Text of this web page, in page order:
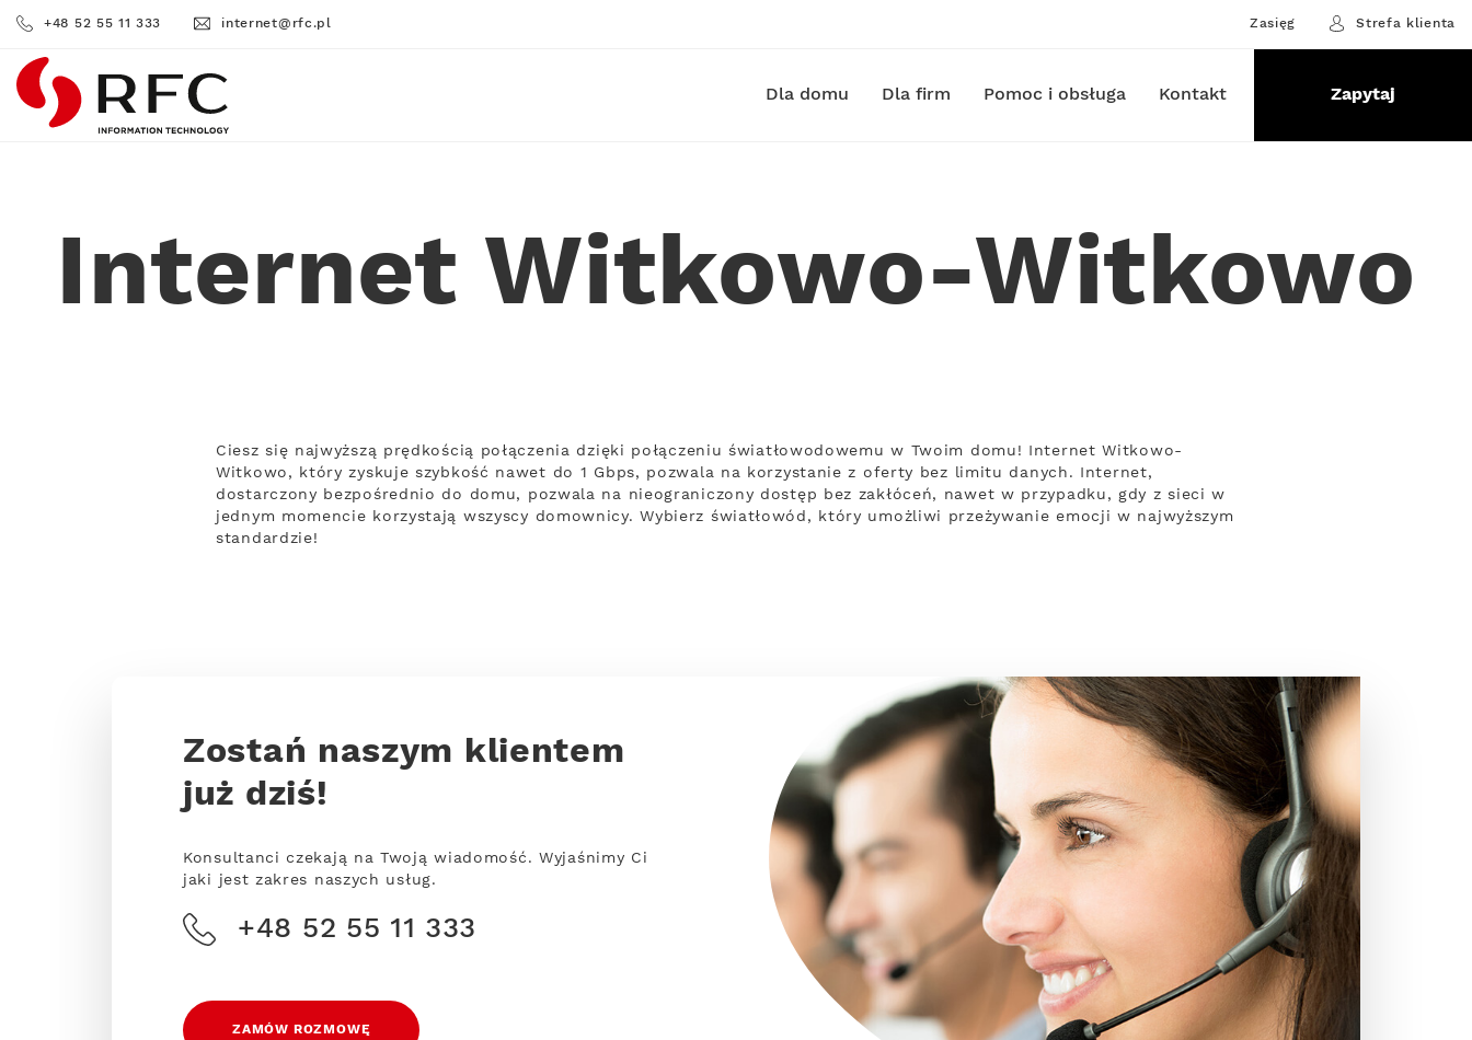
+48 52 55 11 333 internet@rfc.pl Zasięg Strefa klienta
RFC Dla domu Dla firm Pomoc i obsługa Kontakt Zapytaj
Internet Witkowo-Witkowo
Ciesz się najwyższą prędkością połączenia dzięki połączeniu światłowodowemu w Twoim domu! Internet Witkowo-
Witkowo, który zyskuje szybkość nawet do 1 Gbps, pozwala na korzystanie z oferty bez limitu danych. Internet,
dostarczony bezpośrednio do domu, pozwala na nieograniczony dostęp bez zakłóceń, nawet w przypadku, gdy z sieci w
jednym momencie korzystają wszyscy domownicy. Wybierz światłowód, który umożliwi przeżywanie emocji w najwyższym
standardzie!
Zostań naszym klientem
już dziś!
Konsultanci czekają na Twoją wiadomość. Wyjaśnimy Ci
jaki jest zakres naszych usług.
+48 52 55 11 333
ZAMÓW ROZMOWĘ